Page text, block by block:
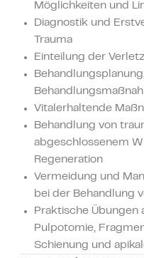
Möglichkeiten und
Diagnostik und
Trauma
Einteilung der
Vitalerhaltende
Behandlung von
abgeschlossenem
Regeneration
Vermeidung und
bei der Behandlung
Praktische Übungen
Pulpotomie,
Schienung und